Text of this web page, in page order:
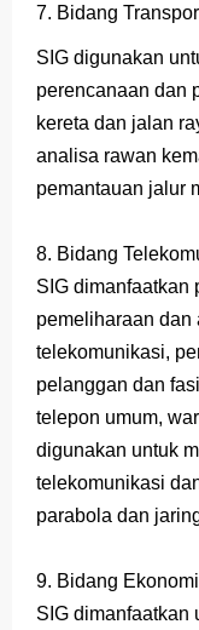
7. Bidang
SIG digunakan
perencanaan dan
kereta dan jalan
analisa rawan
pemantauan jalur
8. Bidang
SIG dimanfaatkan
pemeliharaan dan
telekomunikasi,
pelanggan dan
telepon umum,
digunakan untuk
telekomunikasi
parabola dan
9. Bidang
SIG dimanfaatkan